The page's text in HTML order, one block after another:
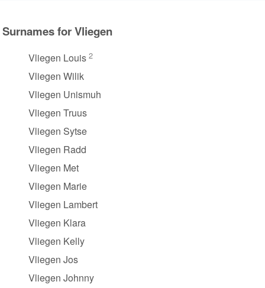
Surnames for Vliegen
Vliegen Louis 2
Vliegen Wilik
Vliegen Unismuh
Vliegen Truus
Vliegen Sytse
Vliegen Radd
Vliegen Met
Vliegen Marie
Vliegen Lambert
Vliegen Klara
Vliegen Kelly
Vliegen Jos
Vliegen Johnny